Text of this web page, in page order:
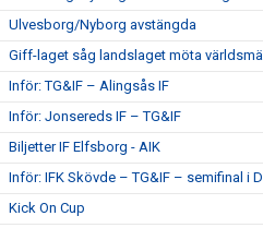
Ulvesborg/Nyborg avstängda
Giff-laget såg landslaget möta
Inför: TG&IF – Alingsås IF
Inför: Jonsereds IF – TG&IF
Biljetter IF Elfsborg - AIK
Inför: IFK Skövde – TG&IF – semifinal i
Kick On Cup